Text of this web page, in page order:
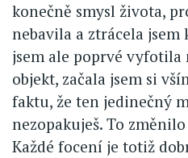
konečně smysl života,
nebavila a ztrácela jsem
jsem ale poprvé vyfotila
objekt, začala jsem si
faktu, že ten jedinečný
nezopakuješ. To
Každé focení je totiž